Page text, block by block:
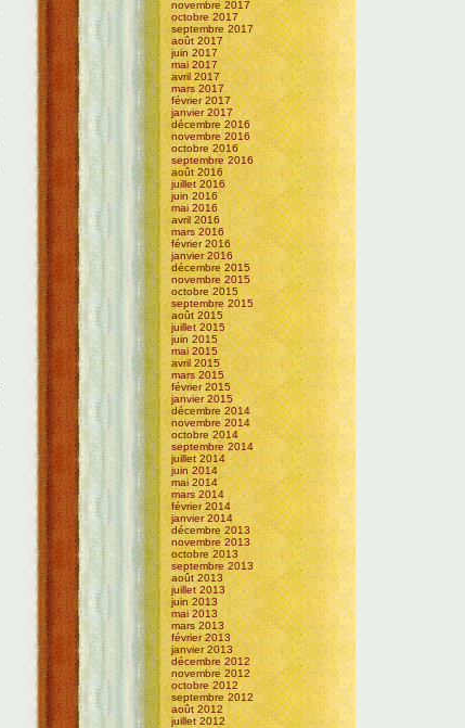
novembre 2017
octobre 2017
septembre 2017
août 2017
juin 2017
mai 2017
avril 2017
mars 2017
février 2017
janvier 2017
décembre 2016
novembre 2016
octobre 2016
septembre 2016
août 2016
juillet 2016
juin 2016
mai 2016
avril 2016
mars 2016
février 2016
janvier 2016
décembre 2015
novembre 2015
octobre 2015
septembre 2015
août 2015
juillet 2015
juin 2015
mai 2015
avril 2015
mars 2015
février 2015
janvier 2015
décembre 2014
novembre 2014
octobre 2014
septembre 2014
juillet 2014
juin 2014
mai 2014
mars 2014
février 2014
janvier 2014
décembre 2013
novembre 2013
octobre 2013
septembre 2013
août 2013
juillet 2013
juin 2013
mai 2013
mars 2013
février 2013
janvier 2013
décembre 2012
novembre 2012
octobre 2012
septembre 2012
août 2012
juillet 2012